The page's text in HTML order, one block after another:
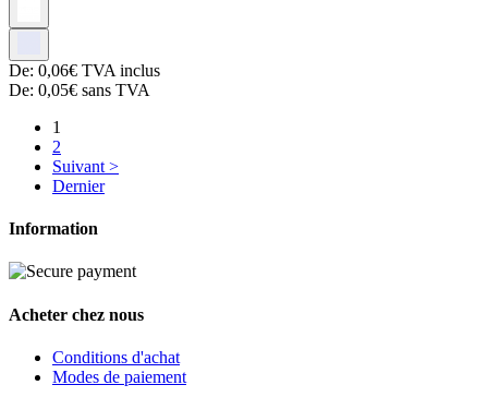
De: 0,06€ TVA inclus
De: 0,05€ sans TVA
1
2
Suivant >
Dernier
Information
Acheter chez nous
Conditions d'achat
Modes de paiement